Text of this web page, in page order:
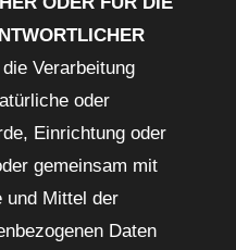
Verarbeitung
oder
Einrichtung oder
gemeinsam mit
und Mittel der
Daten